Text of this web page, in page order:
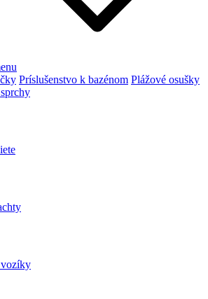
Príslušenstvo k bazénom Plážové osušky
vozíky